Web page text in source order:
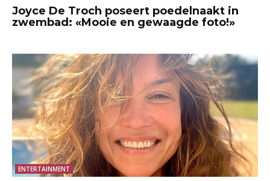
Joyce De Troch poseert poedelnaakt in
zwembad: «Mooie en gewaagde foto!»
ENTERTAINMENT